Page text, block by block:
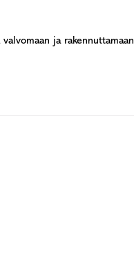
ja rakennuttamaan